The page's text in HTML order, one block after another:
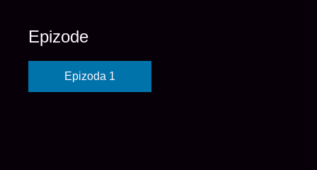
Epizode
Epizoda 1